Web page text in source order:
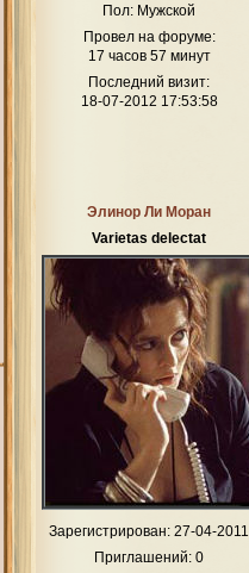
Пол: Мужской
Провел на форуме:
17 часов 57 минут
Последний визит:
18-07-2012 17:53:58
Элинор Ли Моран
Varietas delectat
Зарегистрирован: 27-04-2011
Приглашений: 0